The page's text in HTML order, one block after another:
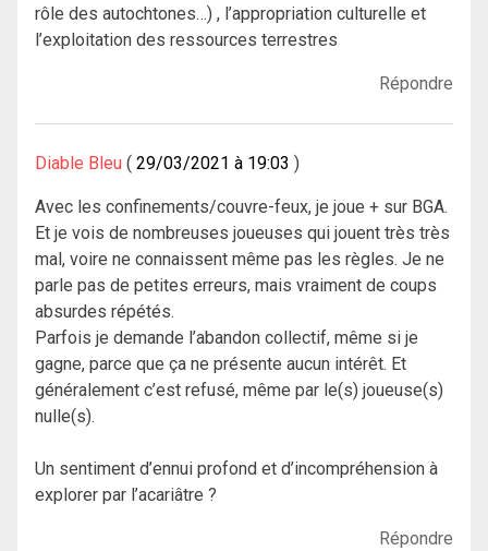
rôle des autochtones…) , l’appropriation culturelle et
l’exploitation des ressources terrestres
Répondre
Diable Bleu 29/03/2021 à 19:03
Avec les confinements/couvre-feux, je joue + sur BGA.
Et je vois de nombreuses joueuses qui jouent très très
mal, voire ne connaissent même pas les règles. Je ne
parle pas de petites erreurs, mais vraiment de coups
absurdes répétés.
Parfois je demande l’abandon collectif, même si je
gagne, parce que ça ne présente aucun intérêt. Et
généralement c’est refusé, même par le(s) joueuse(s)
nulle(s).
Un sentiment d’ennui profond et d’incompréhension à
explorer par l’acariâtre ?
Répondre